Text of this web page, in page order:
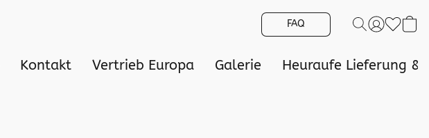
FAQ
Kontakt Vertrieb Europa Galerie Heuraufe Lieferung &